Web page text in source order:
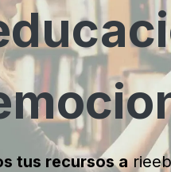
tus recursos a